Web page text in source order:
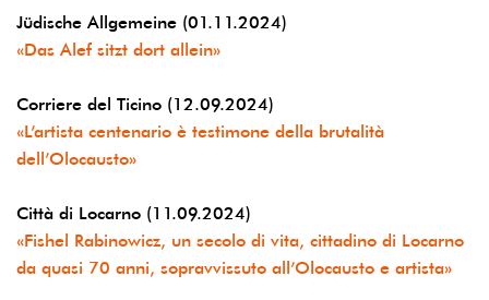
Jüdische Allgemeine (01.11.2024)
«Das Alef sitzt dort allein»
Corriere del Ticino (12.09.2024)
«L’artista centenario è testimone della brutalità
dell’Olocausto»
Città di Locarno (11.09.2024)
«Fishel Rabinowicz, un secolo di vita, cittadino di Locarno
da quasi 70 anni, sopravvissuto all’Olocausto e artista»